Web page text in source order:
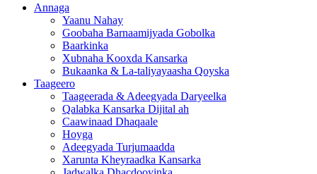
Annaga
Yaanu Nahay
Goobaha Barnaamijyada Gobolka
Baarkinka
Xubnaha Kooxda Kansarka
Bukaanka & La-taliyayaasha Qoyska
Taageero
Taageerada & Adeegyada Daryeelka
Qalabka Kansarka Dijital ah
Caawinaad Dhaqaale
Hoyga
Adeegyada Turjumaadda
Xarunta Kheyraadka Kansarka